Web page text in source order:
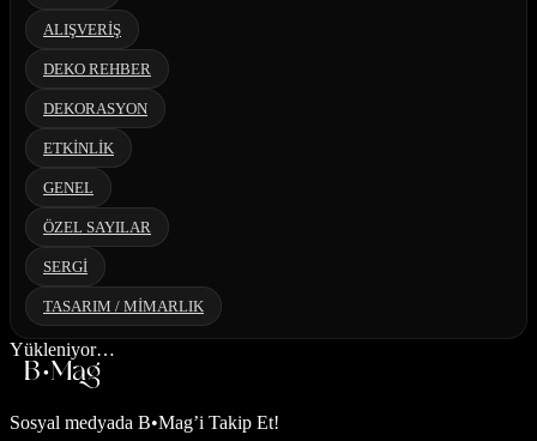
ALIŞVERİŞ
DEKO REHBER
DEKORASYON
ETKİNLİK
GENEL
ÖZEL SAYILAR
SERGİ
TASARIM / MİMARLIK
Yükleniyor…
Sosyal medyada B•Mag’i Takip Et!